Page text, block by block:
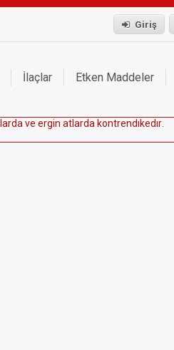
Giriş
İlaçlar Etken Maddeler
arda ve ergin atarda kontrendıkedır